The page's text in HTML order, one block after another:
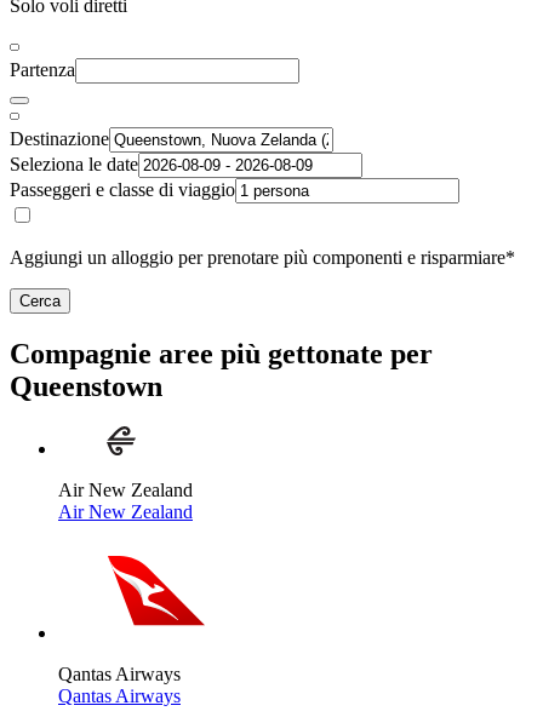
Solo voli diretti
Partenza
Destinazione
Seleziona le date
Passeggeri e classe di viaggio
Aggiungi un alloggio per prenotare più componenti e risparmiare*
Cerca
Compagnie aree più gettonate per
Queenstown
Air New Zealand
Air New Zealand
Qantas Airways
Qantas Airways